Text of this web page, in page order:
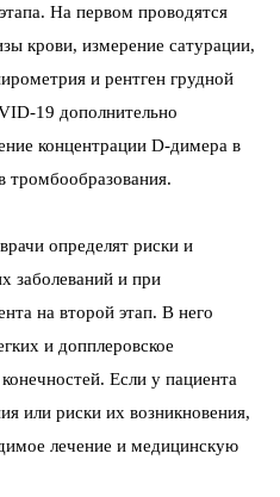
На первом проводятся
крови, измерение сатурации,
и рентген грудной
19 дополнительно
концентрации D-димера в
тромбообразования.
определят риски и
заболеваний и при
на второй этап. В него
и допплеровское
Если у пациента
или риски их возникновения,
лечение и медицинскую